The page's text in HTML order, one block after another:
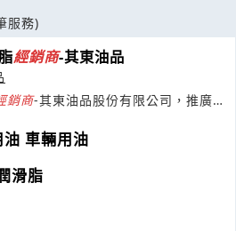
服務)
經銷商-其東油品
銷商-其東油品股份有限公司，推廣工
車輛用油
滑脂